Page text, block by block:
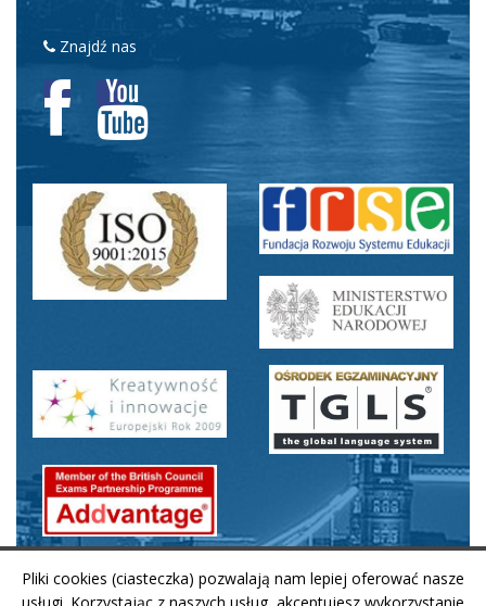
Znajdź nas
Pliki cookies (ciasteczka) pozwalają nam lepiej oferować nasze